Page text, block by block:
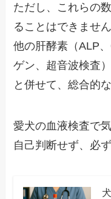
ただし、これらの
ることはできません
他の肝酵素（ALP
ゲン、超音波検査
と併せて、総合的
愛犬の血液検査で
自己判断せず、必